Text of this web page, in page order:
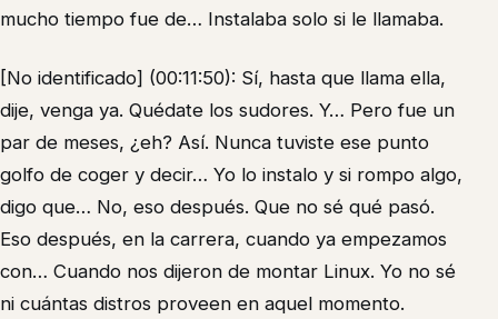
mucho tiempo fue de… Instalaba solo si le llamaba.
[No identificado] (00:11:50): Sí, hasta que llama ella,
dije, venga ya. Quédate los sudores. Y… Pero fue un
par de meses, ¿eh? Así. Nunca tuviste ese punto
golfo de coger y decir… Yo lo instalo y si rompo algo,
digo que… No, eso después. Que no sé qué pasó.
Eso después, en la carrera, cuando ya empezamos
con… Cuando nos dijeron de montar Linux. Yo no sé
ni cuántas distros proveen en aquel momento.